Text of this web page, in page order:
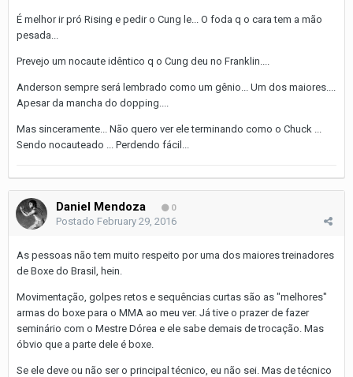
É melhor ir pró Rising e pedir o Cung le... O foda q o cara tem a mão
pesada...
Prevejo um nocaute idêntico q o Cung deu no Franklin....
Anderson sempre será lembrado como um gênio... Um dos maiores....
Apesar da mancha do dopping....
Mas sinceramente... Não quero ver ele terminando como o Chuck ...
Sendo nocauteado ... Perdendo fácil...
Daniel Mendoza 0
Postado February 29, 2016
As pessoas não tem muito respeito por uma dos maiores treinadores
de Boxe do Brasil, hein.
Movimentação, golpes retos e sequências curtas são as "melhores"
armas do boxe para o MMA ao meu ver. Já tive o prazer de fazer
seminário com o Mestre Dórea e ele sabe demais de trocação. Mas
óbvio que a parte dele é boxe.
Se ele deve ou não ser o principal técnico, eu não sei. Mas de técnico